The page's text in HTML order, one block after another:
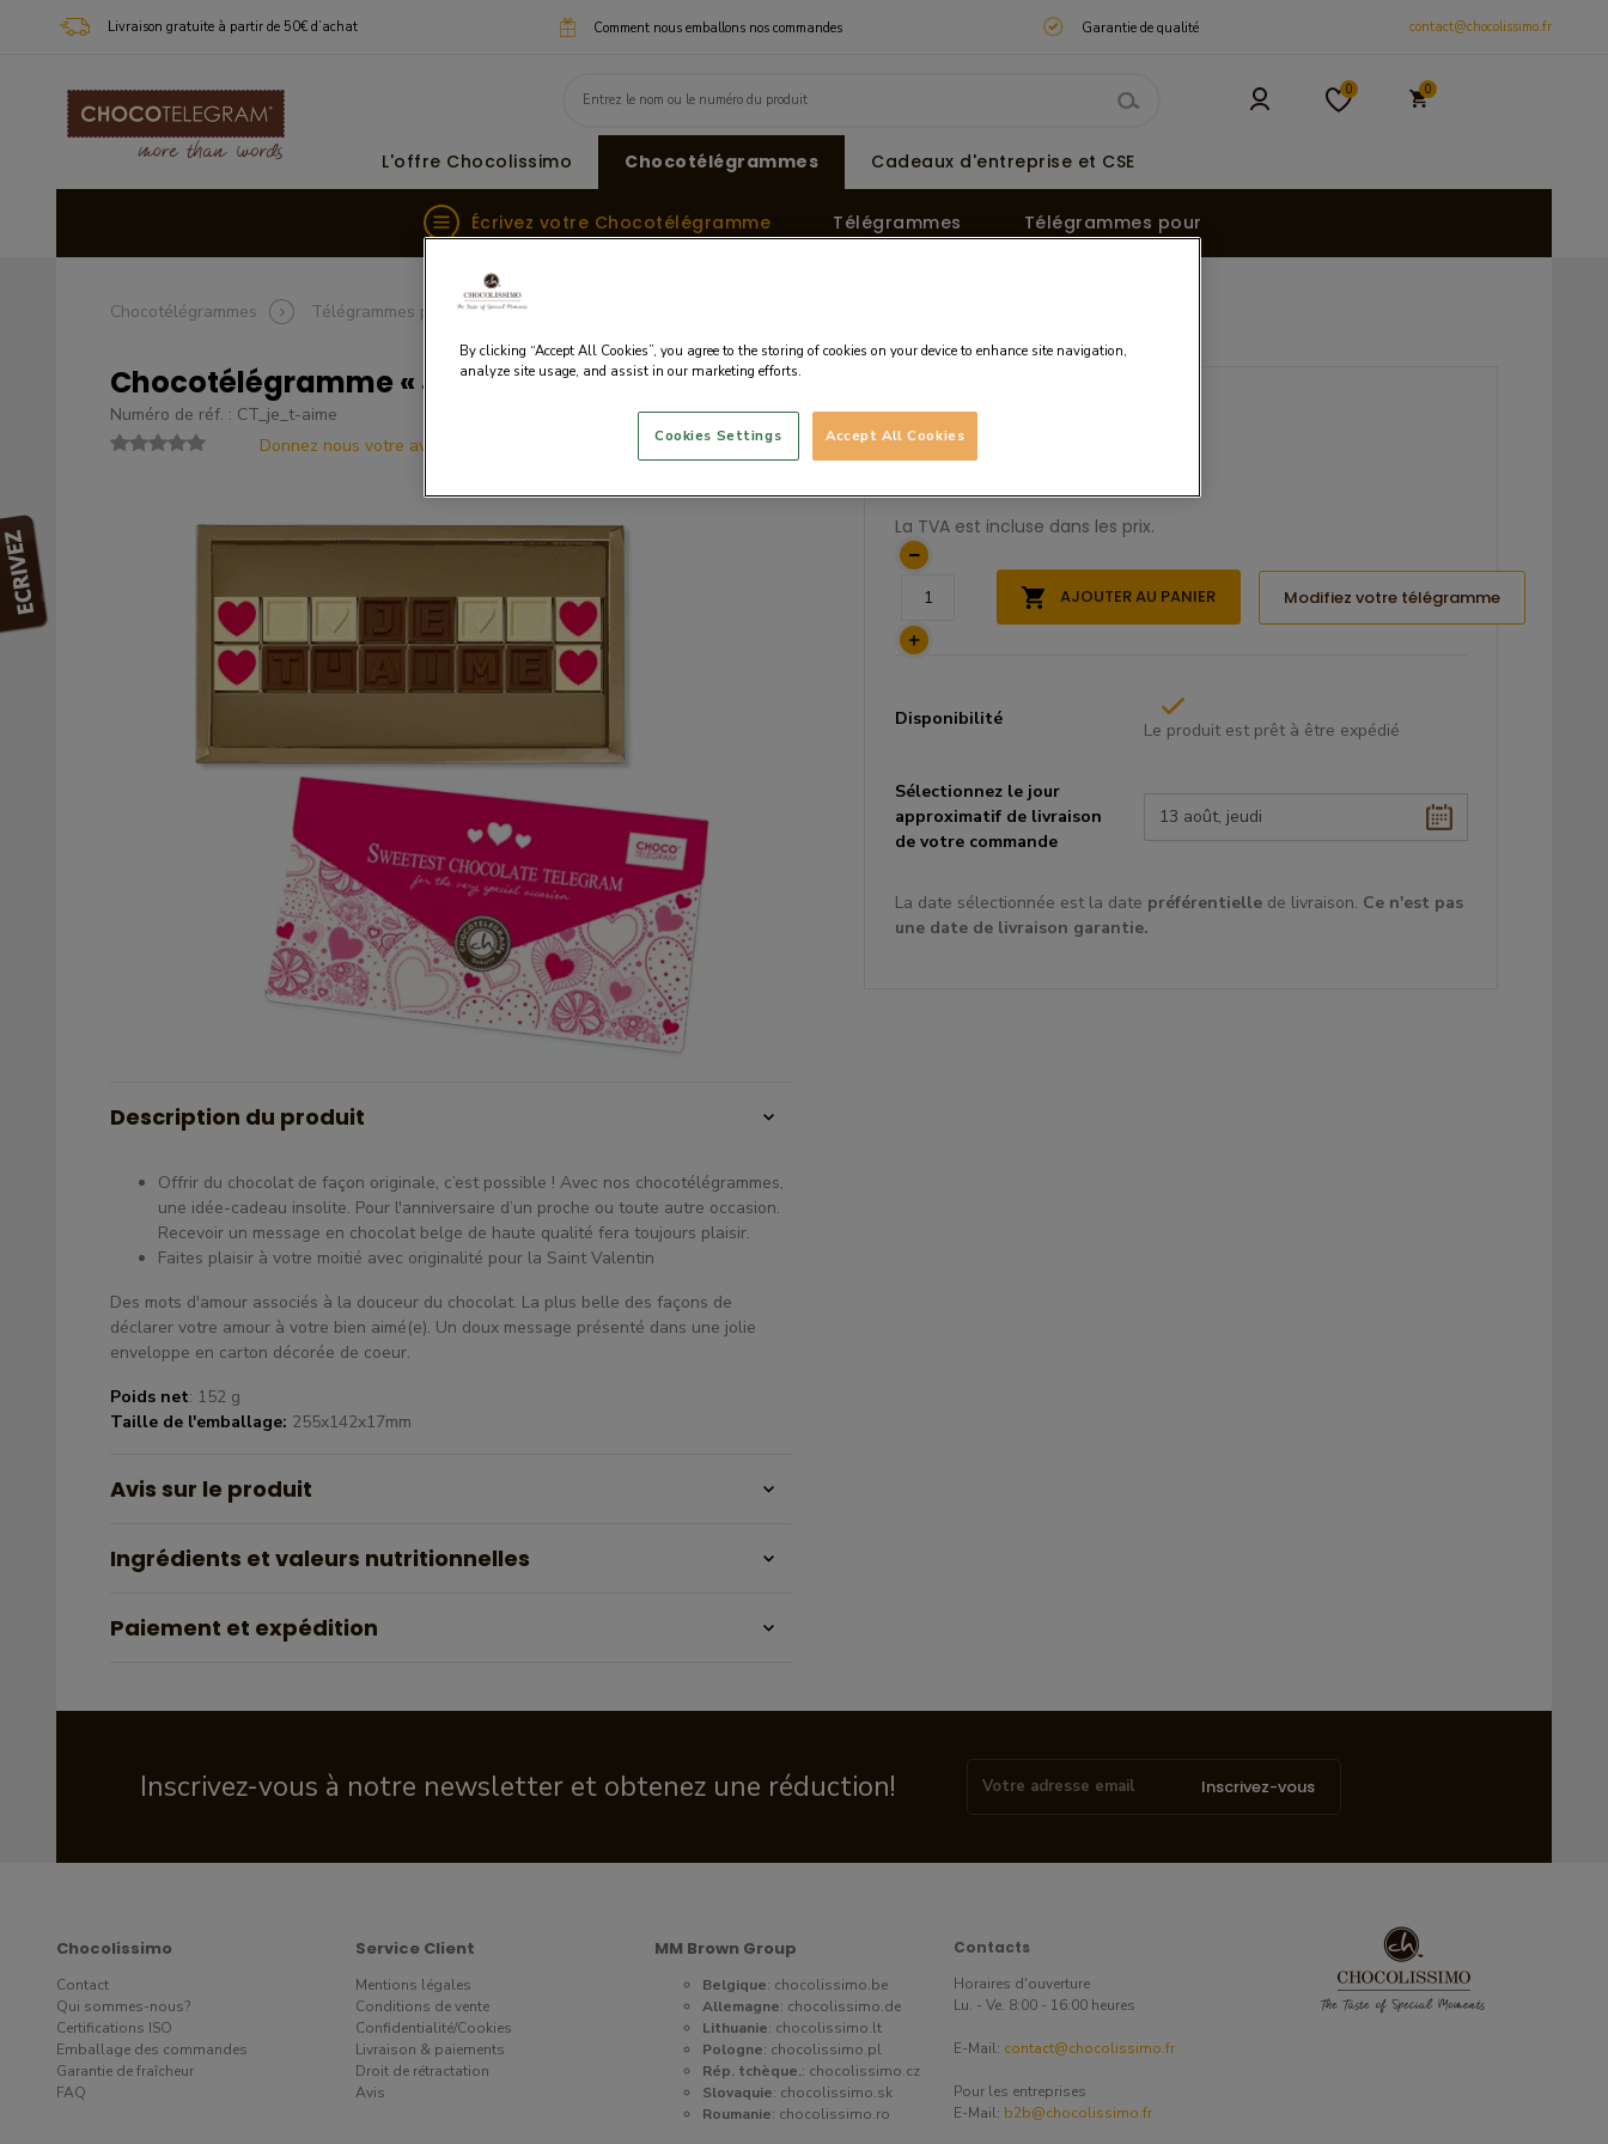
Livraison gratuite à partir de 50€ d’achat Comment nous emballons nos commandes Garantie de qualité contact@chocolissimo.fr
0 0
L'offre Chocolissimo Chocotélégrammes Cadeaux d'entreprise et CSE
Écrivez votre Chocotélégramme Télégrammes Télégrammes pour
Chocotélégrammes Télégrammes pour Pour les amoureux
Chocotélégramme « Je t’aime »
Numéro de réf. : CT_je_t-aime
Donnez nous votre avis
Description du produit
Offrir du chocolat de façon originale, c’est possible ! Avec nos chocotélégrammes,
une idée-cadeau insolite. Pour l'anniversaire d’un proche ou toute autre occasion.
Recevoir un message en chocolat belge de haute qualité fera toujours plaisir.
Faites plaisir à votre moitié avec originalité pour la Saint Valentin
Des mots d'amour associés à la douceur du chocolat. La plus belle des façons de
déclarer votre amour à votre bien aimé(e). Un doux message présenté dans une jolie
enveloppe en carton décorée de coeur.
Poids net: 152 g
Taille de l'emballage: 255x142x17mm
Avis sur le produit
Ingrédients et valeurs nutritionnelles
Paiement et expédition
Prix :22.65 EUR
Prix (HT): 18.88 EUR
La TVA est incluse dans les prix.
AJOUTER AU PANIER Modifiez votre télégramme
Disponibilité
Le produit est prêt à être expédié
Sélectionnez le jour
approximatif de livraison
de votre commande
La date sélectionnée est la date préférentielle de livraison. Ce n'est pas
une date de livraison garantie.
Inscrivez-vous à notre newsletter et obtenez une réduction! Inscrivez-vous
Chocolissimo
Contact
Qui sommes-nous?
Certifications ISO
Emballage des commandes
Garantie de fraîcheur
FAQ
Service Client
Mentions légales
Conditions de vente
Confidentialité/Cookies
Livraison & paiements
Droit de rétractation
Avis
MM Brown Group
Belgique: chocolissimo.be
Allemagne: chocolissimo.de
Lithuanie: chocolissimo.lt
Pologne: chocolissimo.pl
Rép. tchèque.: chocolissimo.cz
Slovaquie: chocolissimo.sk
Roumanie: chocolissimo.ro
Contacts
Horaires d'ouverture
Lu. - Ve. 8:00 - 16:00 heures
E-Mail: contact@chocolissimo.fr
Pour les entreprises
E-Mail: b2b@chocolissimo.fr
By clicking “Accept All Cookies”, you agree to the storing of cookies on your device to enhance site navigation,
analyze site usage, and assist in our marketing efforts.
Accept All Cookies
Cookies Settings